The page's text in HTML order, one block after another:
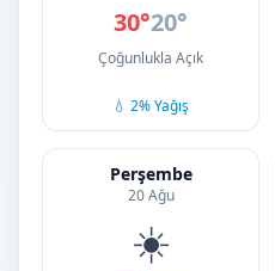
30°20°
Çoğunlukla Açık
💧 2% Yağış
Perşembe
20 Ağu
☀️